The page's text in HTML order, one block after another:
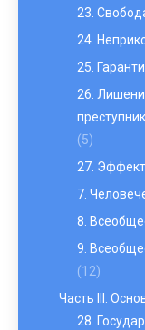
23.
24.
25.
26.
(5)
27.
7.
8.
9.
(12)
Часть III.
28.